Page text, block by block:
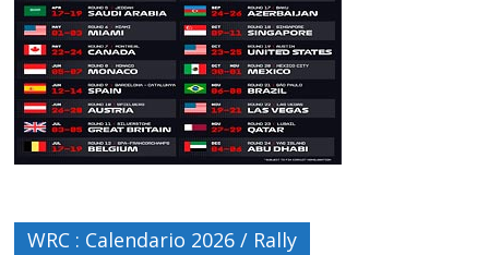
WRC : Calendario 2026 / Rally